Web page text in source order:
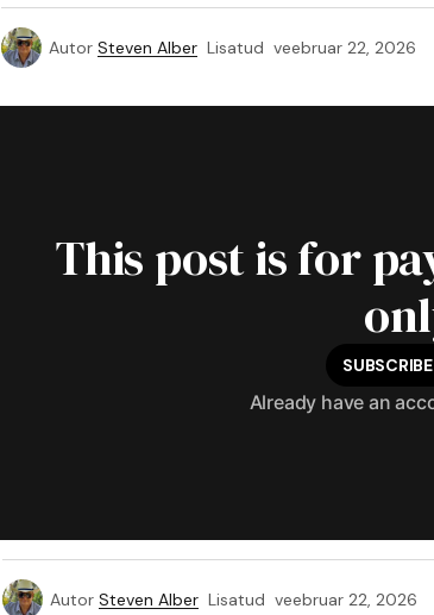
Autor Steven Alber Lisatud veebruar 22, 2026
This post is for
Already have an
Autor Steven Alber Lisatud veebruar 22, 2026